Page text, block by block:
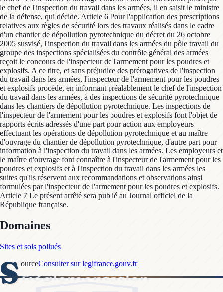
le chef de l'inspection du travail dans les armées, il en saisit le ministre
de la défense, qui décide. Article 6 Pour l'application des prescriptions
relatives aux règles de sécurité lors des travaux réalisés dans le cadre
d'un chantier de dépollution pyrotechnique du décret du 26 octobre
2005 susvisé, l'inspection du travail dans les armées du pôle travail du
groupe des inspections spécialisées du contrôle général des armées
reçoit le concours de l'inspecteur de l'armement pour les poudres et
explosifs. A ce titre, et sans préjudice des prérogatives de l'inspection
du travail dans les armées, l'inspecteur de l'armement pour les poudres
et explosifs procède, en informant préalablement le chef de l'inspection
du travail dans les armées, à des inspections de sécurité pyrotechnique
dans les chantiers de dépollution pyrotechnique. Les inspections de
l'inspecteur de l'armement pour les poudres et explosifs font l'objet de
rapports écrits adressés d'une part pour action aux employeurs
effectuant les opérations de dépollution pyrotechnique et au maître
d'ouvrage du chantier de dépollution pyrotechnique, d'autre part pour
information à l'inspection du travail dans les armées. Les employeurs et
le maître d'ouvrage font connaître à l'inspecteur de l'armement pour les
poudres et explosifs et à l'inspection du travail dans les armées les
suites qu'ils réservent aux recommandations et observations ainsi
formulées par l'inspecteur de l'armement pour les poudres et explosifs.
Article 7 Le présent arrêté sera publié au Journal officiel de la
République française.
Domaines
Sites et sols pollués
S ourceConsulter sur legifrance.gouv.fr